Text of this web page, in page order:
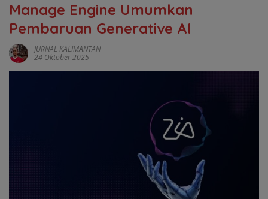
Manage Engine Umumkan
Pembaruan Generative AI
JURNAL KALIMANTAN
24 Oktober 2025